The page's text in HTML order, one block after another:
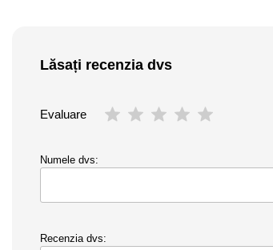
Lăsați recenzia dvs
Evaluare
Numele dvs:
Recenzia dvs: